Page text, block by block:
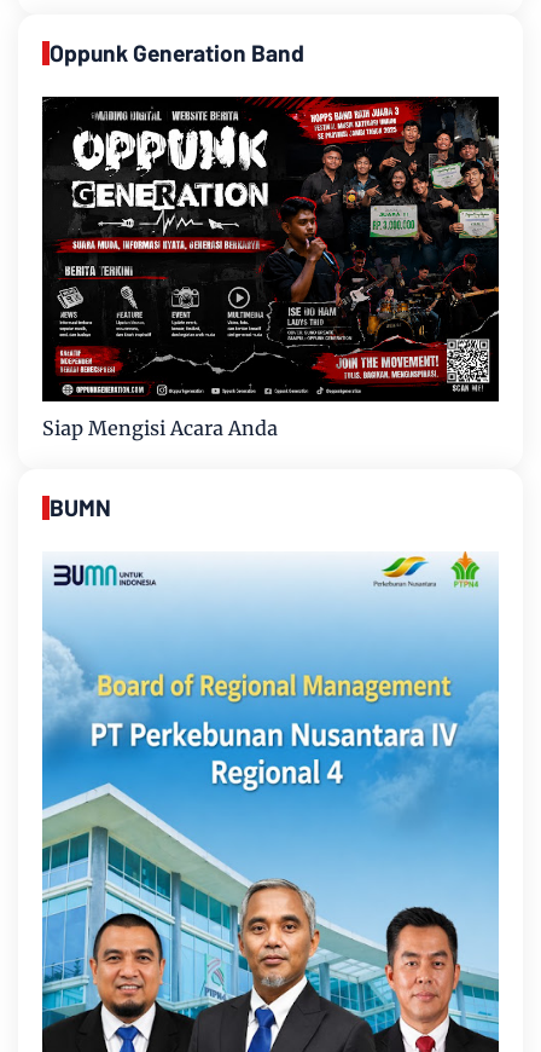
Oppunk Generation Band
Siap Mengisi Acara Anda
BUMN